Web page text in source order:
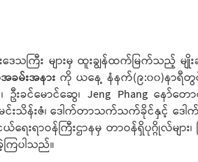
ေသကြီး များမှ ထူးချွန်ထက်မြက်သည့်
ခမ်းအနား ကို ယနေ့ နံနက်(၉:၀၀)နာရီတွင်
ဦးခင်မောင်ဆွေ၊ Jeng Phang နော်တ
းမင်းသိန်းဇံ၊ ဒေါက်တာသက်သက်ခိုင်နှင့် ဒေ
ရေးရာဝန်ကြီးဌာနမှ တာဝန်ရှိပုဂ္ဂိုလ်မျာ
ကြပါသည်။